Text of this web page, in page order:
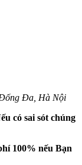
Đa, Hà Nội
có sai sót chúng
100% nếu Bạn